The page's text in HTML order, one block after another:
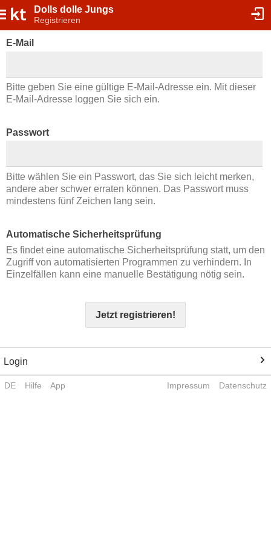
Dolls dolle Jungs
Registrieren
E-Mail
Bitte geben Sie eine gültige E-Mail-Adresse ein. Mit dieser
E-Mail-Adresse loggen Sie sich ein.
Passwort
Bitte wählen Sie ein Passwort, das Sie sich leicht merken,
andere aber schwer erraten können. Das Passwort muss
mindestens fünf Zeichen lang sein.
Automatische Sicherheitsprüfung
Es findet eine automatische Sicherheitsprüfung statt, um den
Zugriff von automatisierten Programmen zu verhindern. In
Einzelfällen kann eine manuelle Bestätigung nötig sein.
Jetzt registrieren!
Login
DE Hilfe App Impressum Datenschutz